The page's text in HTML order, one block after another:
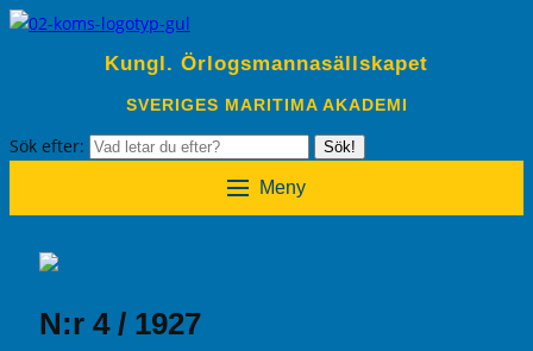
Kungl. Örlogsmannasällskapet
SVERIGES MARITIMA AKADEMI
Sök efter: Sök!
Meny
N:r 4 / 1927